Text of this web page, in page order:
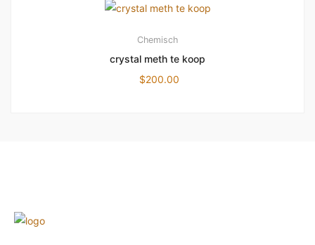
Chemisch
crystal meth te koop
$200.00